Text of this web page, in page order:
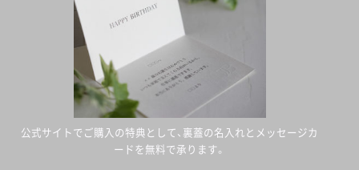
公式サイトでご購入の特典として、裏蓋の名入れとメッセージカ
ードを無料で承ります。